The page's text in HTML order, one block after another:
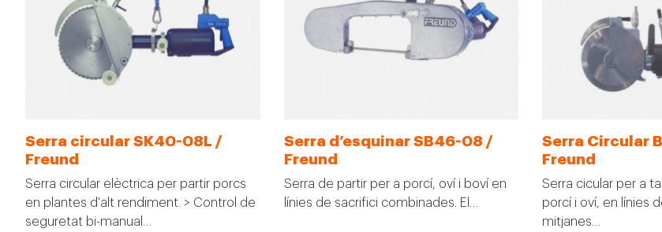
Serra circular SK40-08L /
Freund
Serra circular elèctrica per partir porcs
en plantes d'alt rendiment. > Control de
seguretat bi-manual…
Serra d’esquinar SB46-08 /
Freund
Serra de partir per a porcí, oví i boví en
línies de sacrifici combinades. El…
Serra Circular
Freund
Serra cicular per a
porcí i oví, en línies
mitjanes…